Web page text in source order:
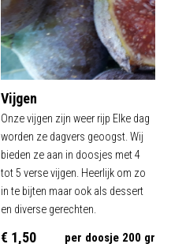
Vijgen
Onze vijgen zijn weer rijp Elke dag
worden ze dagvers geoogst. Wij
bieden ze aan in doosjes met 4
tot 5 verse vijgen. Heerlijk om zo
in te bijten maar ook als dessert
en diverse gerechten.
€ 1,50 per doosje 200 gr